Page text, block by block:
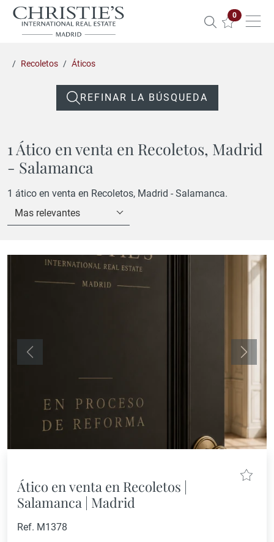
0
Recoletos Áticos
REFINAR LA BÚSQUEDA
1 Ático en venta en Recoletos, Madrid
- Salamanca
1 ático en venta en Recoletos, Madrid - Salamanca.
Mas relevantes
Anterior
Ático en venta en Recoletos |
Salamanca | Madrid
Ref. M1378